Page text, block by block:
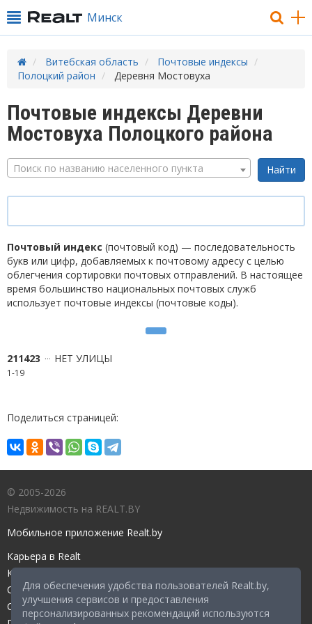
Для обеспечения удобства пользователей Realt.by,
улучшения сервисов и предоставления
персонализированных рекомендаций используются
Минск
Витебская область
Почтовые индексы
Полоцкий район
Деревня Мостовуха
Почтовые индексы Деревни
Мостовуха Полоцкого района
Поиск по названию населенного пункта
Почтовый индекс (почтовый код) — последовательность
букв или цифр, добавляемых к почтовому адресу с целью
облегчения сортировки почтовых отправлений. В настоящее
время большинство национальных почтовых служб
использует почтовые индексы (почтовые коды).
211423 НЕТ УЛИЦЫ
1-19
Поделиться страницей:
© 2005-2026
Недвижимость на REALT.BY
Мобильное приложение Realt.by
Карьера в Realt
Контакты редакции
Справочный центр
Служба поддержки